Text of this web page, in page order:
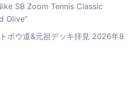
SB Zoom Tennis Classic
Olive”
トボウ道&元祖デッキ拝見 2026年8